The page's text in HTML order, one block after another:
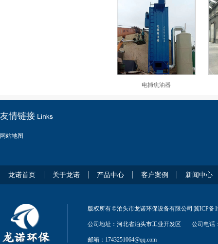
电捕焦油器
友情链接
网站地图
龙诺首页 关于龙诺 产品中心 客户案例 新闻中心
版权所有 © 泊头市龙诺环保设备有限公司 冀ICP备
公司地址：河北省泊头市工业开发区 公司电话
邮箱：1743251064@qq.com